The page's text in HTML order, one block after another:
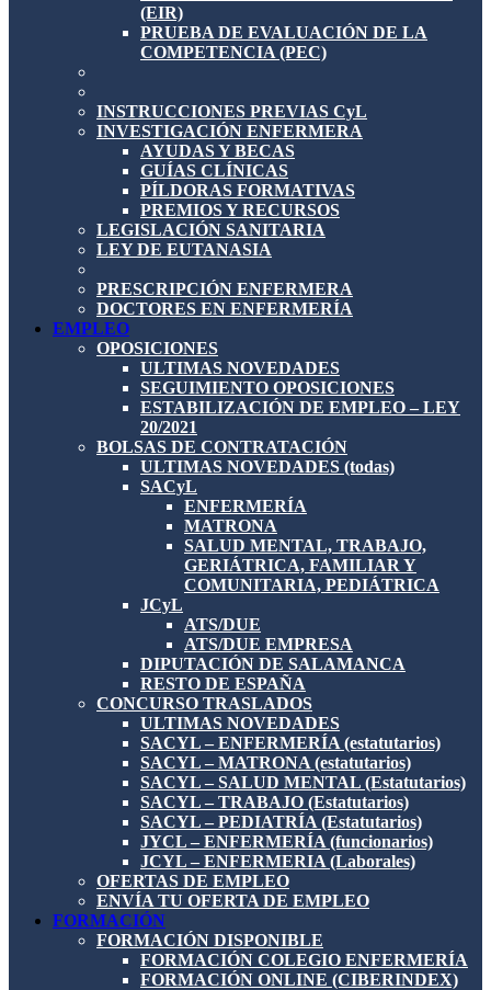
(EIR)
PRUEBA DE EVALUACIÓN DE LA
COMPETENCIA (PEC)
INSTRUCCIONES PREVIAS CyL
INVESTIGACIÓN ENFERMERA
AYUDAS Y BECAS
GUÍAS CLÍNICAS
PÍLDORAS FORMATIVAS
PREMIOS Y RECURSOS
LEGISLACIÓN SANITARIA
LEY DE EUTANASIA
PRESCRIPCIÓN ENFERMERA
DOCTORES EN ENFERMERÍA
EMPLEO
OPOSICIONES
ULTIMAS NOVEDADES
SEGUIMIENTO OPOSICIONES
ESTABILIZACIÓN DE EMPLEO – LEY
20/2021
BOLSAS DE CONTRATACIÓN
ULTIMAS NOVEDADES (todas)
SACyL
ENFERMERÍA
MATRONA
SALUD MENTAL, TRABAJO,
GERIÁTRICA, FAMILIAR Y
COMUNITARIA, PEDIÁTRICA
JCyL
ATS/DUE
ATS/DUE EMPRESA
DIPUTACIÓN DE SALAMANCA
RESTO DE ESPAÑA
CONCURSO TRASLADOS
ULTIMAS NOVEDADES
SACYL – ENFERMERÍA (estatutarios)
SACYL – MATRONA (estatutarios)
SACYL – SALUD MENTAL (Estatutarios)
SACYL – TRABAJO (Estatutarios)
SACYL – PEDIATRÍA (Estatutarios)
JYCL – ENFERMERÍA (funcionarios)
JCYL – ENFERMERIA (Laborales)
OFERTAS DE EMPLEO
ENVÍA TU OFERTA DE EMPLEO
FORMACIÓN
FORMACIÓN DISPONIBLE
FORMACIÓN COLEGIO ENFERMERÍA
FORMACIÓN ONLINE (CIBERINDEX)